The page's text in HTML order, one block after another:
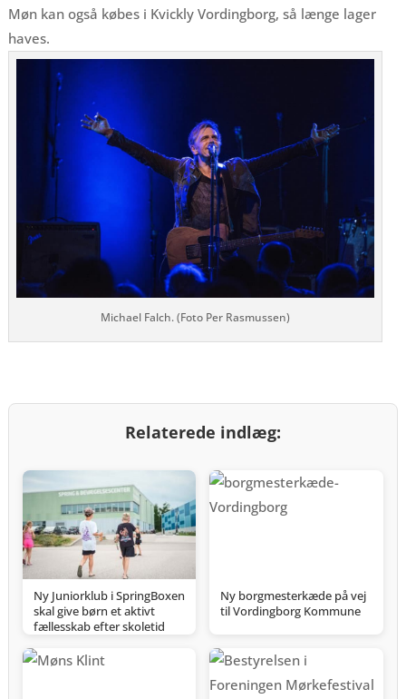
Møn kan også købes i Kvickly Vordingborg, så længe lager
haves.
Michael Falch. (Foto Per Rasmussen)
Relaterede indlæg:
Ny Juniorklub i SpringBoxen
skal give børn et aktivt
fællesskab efter skoletid
Ny borgmesterkæde på vej
til Vordingborg Kommune